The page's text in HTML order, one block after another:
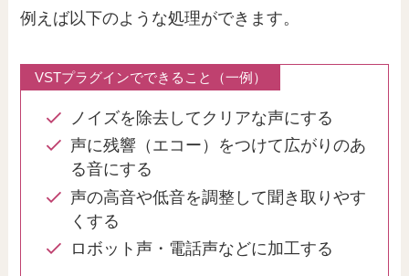
例えば以下のような処理ができます。
VSTプラグインでできること（一例）
ノイズを除去してクリアな声にする
声に残響（エコー）をつけて広がりのあ
る音にする
声の高音や低音を調整して聞き取りやす
くする
ロボット声・電話声などに加工する